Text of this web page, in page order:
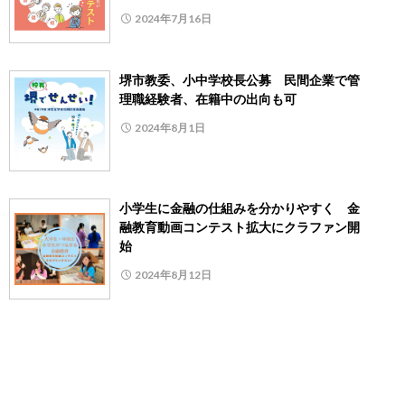
2024年7月16日
堺市教委、小中学校長公募 民間企業で管
理職経験者、在籍中の出向も可
2024年8月1日
小学生に金融の仕組みを分かりやすく 金
融教育動画コンテスト拡大にクラファン開
始
2024年8月12日